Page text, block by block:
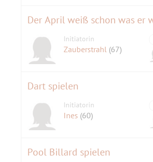
Der April weiß schon was er
Initiatorin
Zauberstrahl (67)
Dart spielen
Initiatorin
Ines (60)
Pool Billard spielen